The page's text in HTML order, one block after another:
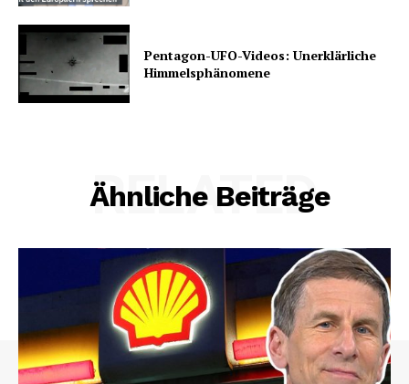
Pentagon-UFO-Videos: Unerklärliche
Himmelsphänomene
Ähnliche Beiträge
RELATED